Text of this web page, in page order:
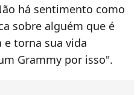
há sentimento como
sobre alguém que é
torna sua vida
Grammy por isso".